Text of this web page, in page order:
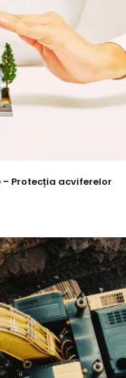
Protecția acviferelor